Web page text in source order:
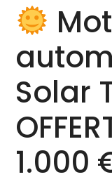
Solar
1.000